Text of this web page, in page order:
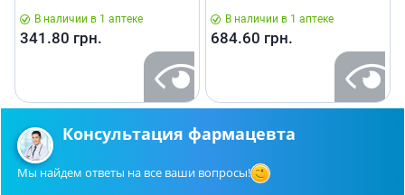
В наличии в 1 аптеке
341.80 грн.
В наличии в 1 аптеке
684.60 грн.
Консультация фармацевта
Мы найдем ответы на все ваши вопросы!